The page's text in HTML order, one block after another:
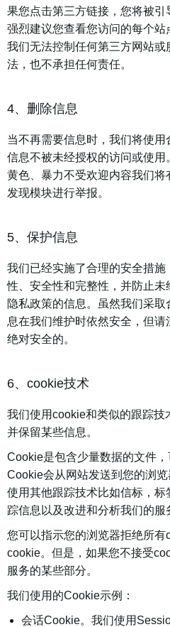
果您点击第三方链接，您将被
强烈建议您查看您访问的每个站
我们无法控制任何第三方网站
法，也不承担任何责任。
4、删除信息
当不再需要信息时，我们将使
信息不被未经授权的访问或使
黄色、暴力不受欢迎内容我们
发现模块进行举报。
5、保护信息
我们已经实施了合理的安全措
性、安全性和完整性，并防止
隐私政策的信息。虽然我们采
息在我们维护时依然安全，但
绝对安全的。
6、cookie技术
我们使用cookie和类似的跟踪技
并保留某些信息。
Cookie是包含少量数据的文件，
Cookie会从网站发送到您的浏
使用其他跟踪技术比如信标，
踪信息以及改进和分析我们的服
您可以指示您的浏览器拒绝所
cookie。但是，如果您不接受
服务的某些部分。
我们使用的Cookie示例：
会话Cookie。我们使用